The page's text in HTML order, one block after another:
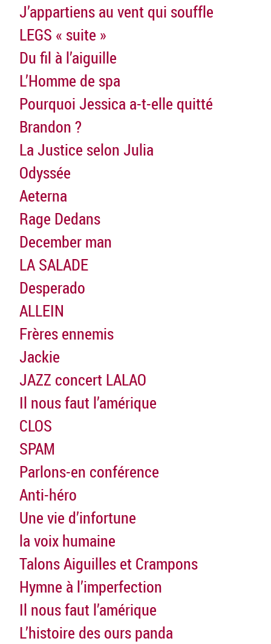
J’appartiens au vent qui souffle
LEGS « suite »
Du fil à l’aiguille
L’Homme de spa
Pourquoi Jessica a-t-elle quitté
Brandon ?
La Justice selon Julia
Odyssée
Aeterna
Rage Dedans
December man
LA SALADE
Desperado
ALLEIN
Frères ennemis
Jackie
JAZZ concert LALAO
Il nous faut l’amérique
CLOS
SPAM
Parlons-en conférence
Anti-héro
Une vie d’infortune
la voix humaine
Talons Aiguilles et Crampons
Hymne à l’imperfection
Il nous faut l’amérique
L’histoire des ours panda